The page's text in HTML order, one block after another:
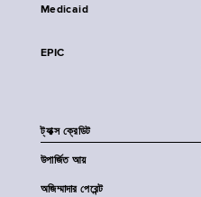
Medicaid
EPIC
ট্যাক্স ক্রেডিট
উপার্জিত আয়
অজিম্মাদার পেরেন্ট